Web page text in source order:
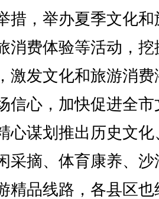
措，举办夏季文化和
消费体验等活动，挖
激发文化和旅游消费
信心，加快促进全市
心谋划推出历史文化
采摘、体育康养、沙
精品线路，各县区也